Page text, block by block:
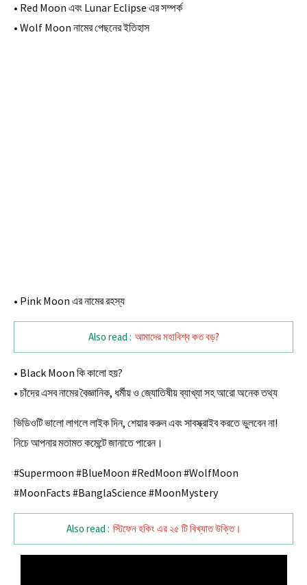
• Red Moon এবং Lunar Eclipse এর সম্পর্ক
• Wolf Moon নামের পেছনের ইতিহাস
• Pink Moon এর নামের রহস্য
Also read : আমাদের মহাবিশ্ব কত বড়?
• Black Moon কি কালো হয়?
• চাঁদের এসব নামের বৈজ্ঞানিক, ধর্মীয় ও জ্যোতিষীয় ব্যাখ্যা সহ আরো অনেক তথ্য
ভিডিওটি ভালো লাগলে লাইক দিন, শেয়ার করুন এবং সাবস্ক্রাইব করতে ভুলবেন না!
নিচে আপনার মতামত কমেন্টে জানাতে পারেন।
#Supermoon #BlueMoon #RedMoon #WolfMoon
#MoonFacts #BanglaScience #MoonMystery
Also read : স্টিফেন হকিং এর ২৫ টি বিখ্যাত উক্তি।